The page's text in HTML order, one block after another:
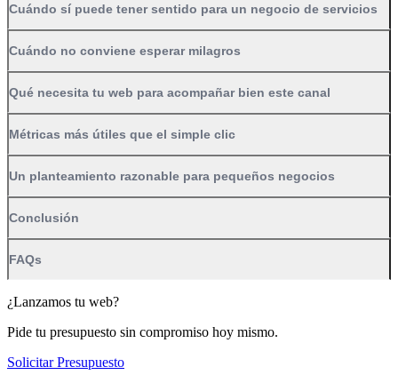
Cuándo sí puede tener sentido para un negocio de servicios
Cuándo no conviene esperar milagros
Qué necesita tu web para acompañar bien este canal
Métricas más útiles que el simple clic
Un planteamiento razonable para pequeños negocios
Conclusión
FAQs
¿Lanzamos tu web?
Pide tu presupuesto sin compromiso hoy mismo.
Solicitar Presupuesto